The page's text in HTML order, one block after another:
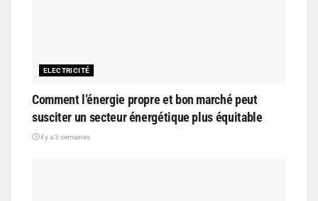
ELECTRICITÉ
Comment l’énergie propre et bon marché peut
susciter un secteur énergétique plus équitable
il y a 3 semaines